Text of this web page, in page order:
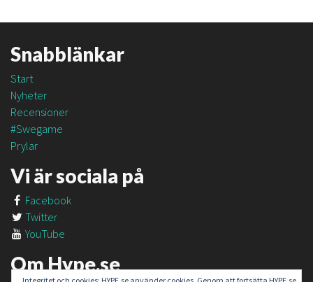
Snabblänkar
Start
Nyheter
Recensioner
#Swegame
Prylar
Vi är sociala på
Facebook
Twitter
YouTube
Om Hype.se